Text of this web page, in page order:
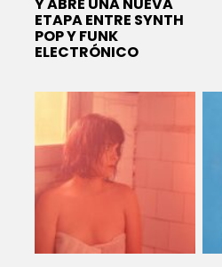
Y ABRE UNA NUEVA
ETAPA ENTRE SYNTH
POP Y FUNK
ELECTRÓNICO